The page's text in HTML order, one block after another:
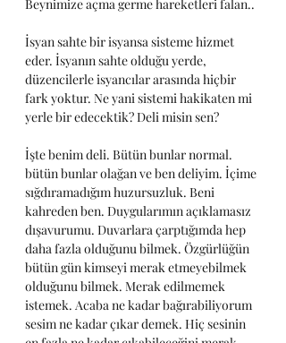
Beynimize açma germe hareketleri falan..
İsyan sahte bir isyansa sisteme hizmet
eder. İsyanın sahte olduğu yerde,
düzencilerle isyancılar arasında hiçbir
fark yoktur. Ne yani sistemi hakikaten mi
yerle bir edecektik? Deli misin sen?
İşte benim deli. Bütün bunlar normal.
bütün bunlar olağan ve ben deliyim. İçime
sığdıramadığım huzursuzluk. Beni
kahreden ben. Duygularımın açıklamasız
dışavurumu. Duvarlara çarptığımda hep
daha fazla olduğunu bilmek. Özgürlüğün
bütün gün kimseyi merak etmeyebilmek
olduğunu bilmek. Merak edilmemek
istemek. Acaba ne kadar bağırabiliyorum
sesim ne kadar çıkar demek. Hiç sesinin